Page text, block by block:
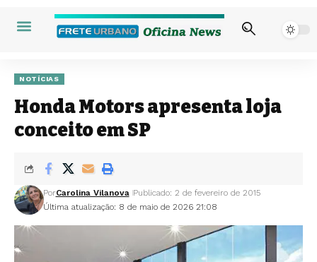
NOTÍCIAS
Honda Motors apresenta loja
conceito em SP
Última atualização: 8 de maio de 2026 21:08
PorCarolina Vilanova Publicado: 2 de fevereiro de 2015